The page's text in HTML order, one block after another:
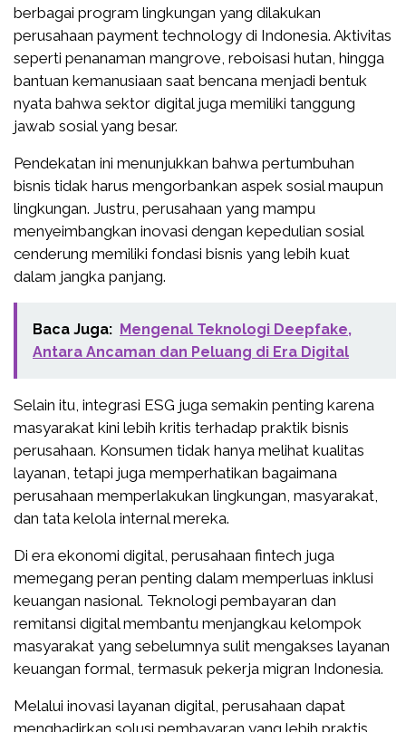
berbagai program lingkungan yang dilakukan
perusahaan payment technology di Indonesia. Aktivitas
seperti penanaman mangrove, reboisasi hutan, hingga
bantuan kemanusiaan saat bencana menjadi bentuk
nyata bahwa sektor digital juga memiliki tanggung
jawab sosial yang besar.
Pendekatan ini menunjukkan bahwa pertumbuhan
bisnis tidak harus mengorbankan aspek sosial maupun
lingkungan. Justru, perusahaan yang mampu
menyeimbangkan inovasi dengan kepedulian sosial
cenderung memiliki fondasi bisnis yang lebih kuat
dalam jangka panjang.
Baca Juga: Mengenal Teknologi Deepfake,
Antara Ancaman dan Peluang di Era Digital
Selain itu, integrasi ESG juga semakin penting karena
masyarakat kini lebih kritis terhadap praktik bisnis
perusahaan. Konsumen tidak hanya melihat kualitas
layanan, tetapi juga memperhatikan bagaimana
perusahaan memperlakukan lingkungan, masyarakat,
dan tata kelola internal mereka.
Di era ekonomi digital, perusahaan fintech juga
memegang peran penting dalam memperluas inklusi
keuangan nasional. Teknologi pembayaran dan
remitansi digital membantu menjangkau kelompok
masyarakat yang sebelumnya sulit mengakses layanan
keuangan formal, termasuk pekerja migran Indonesia.
Melalui inovasi layanan digital, perusahaan dapat
menghadirkan solusi pembayaran yang lebih praktis,